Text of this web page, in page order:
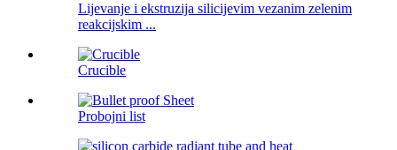
Lijevanje i ekstruzija silicijevim vezanim zelenim
reakcijskim ...
Crucible
Probojni list